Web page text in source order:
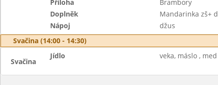
Příloha
Brambory
Doplněk
Mandarinka zš+
Nápoj
džus
Svačina (14:00 - 14:30)
Svačina
Jídlo veka, máslo ,